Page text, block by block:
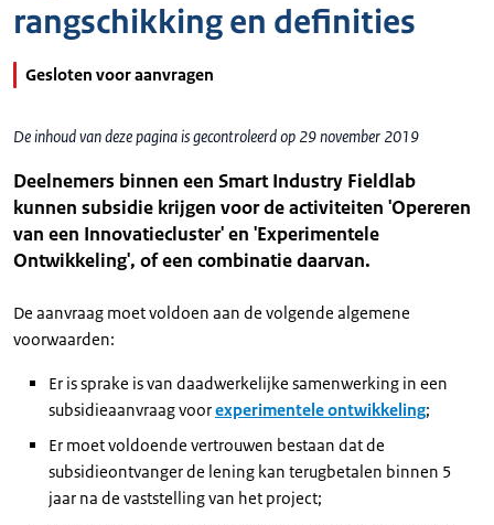
rangschikking en definities
Gesloten voor aanvragen
De inhoud van deze pagina is gecontroleerd op 29 november 2019
Deelnemers binnen een Smart Industry Fieldlab
kunnen subsidie krijgen voor de activiteiten 'Opereren
van een Innovatiecluster' en 'Experimentele
Ontwikkeling', of een combinatie daarvan.
De aanvraag moet voldoen aan de volgende algemene
voorwaarden:
Er is sprake is van daadwerkelijke samenwerking in een
subsidieaanvraag voorexperimentele ontwikkeling;
Er moet voldoende vertrouwen bestaan dat de
subsidieontvanger de lening kan terugbetalen binnen 5
jaar na de vaststelling van het project;